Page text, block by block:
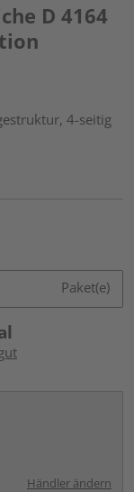
D 4164
4-seitig
Paket(e)
Händler ändern